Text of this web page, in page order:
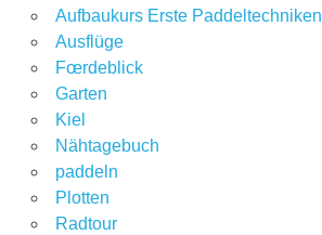
Aufbaukurs Erste Paddeltechniken
Ausflüge
Fœrdeblick
Garten
Kiel
Nähtagebuch
paddeln
Plotten
Radtour